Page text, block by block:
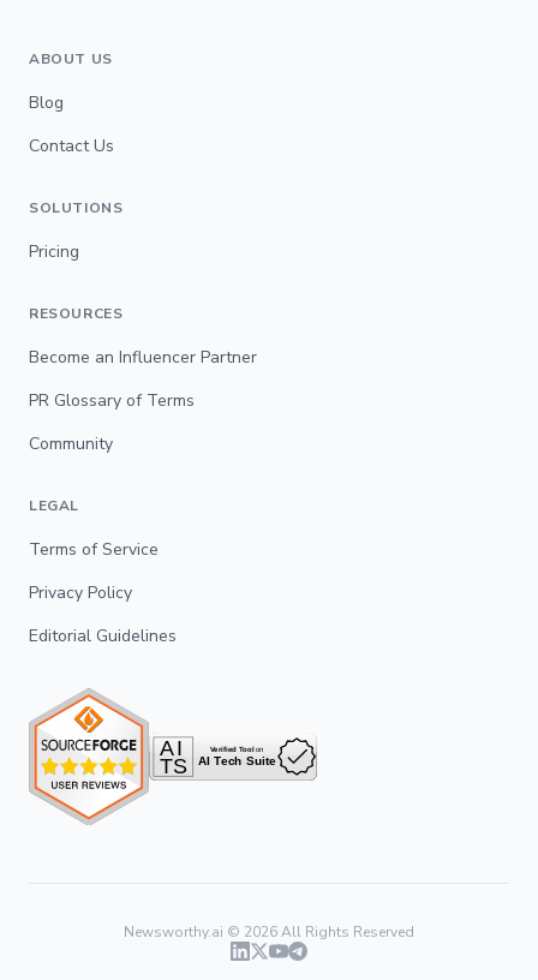
ABOUT US
Blog
Contact Us
SOLUTIONS
Pricing
RESOURCES
Become an Influencer Partner
PR Glossary of Terms
Community
LEGAL
Terms of Service
Privacy Policy
Editorial Guidelines
Newsworthy.ai © 2026All Rights Reserved